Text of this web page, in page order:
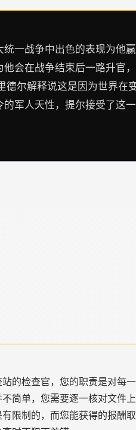
统一战争中出色的表现为他
他会在战争结束后一路升官
德尔解释说这是因为世界在
的军人天性，提尔接受了这
的检查官，您的职责是对每
简单，您需要逐一核对文件
限制的，而您能获得的报酬